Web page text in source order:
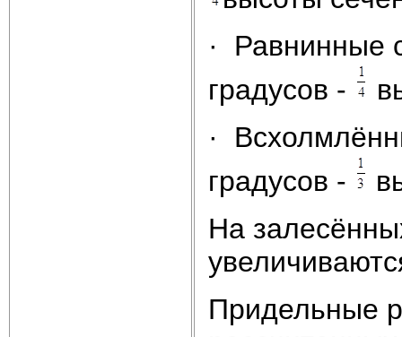
· Равнинные
градусов -
·
градусов -
На
Придельные